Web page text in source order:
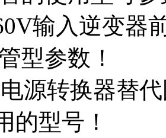
输入逆变器
型参数！
源转换器替
的型号！